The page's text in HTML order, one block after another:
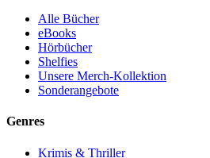
Alle Bücher
eBooks
Hörbücher
Shelfies
Unsere Merch-Kollektion
Sonderangebote
Genres
Krimis & Thriller